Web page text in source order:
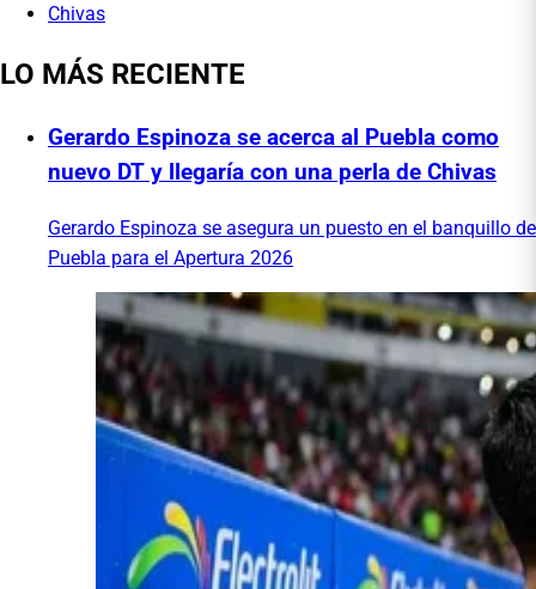
Chivas
LO MÁS RECIENTE
Gerardo Espinoza se acerca al Puebla como
nuevo DT y llegaría con una perla de Chivas
Gerardo Espinoza se asegura un puesto en el banquillo de
Puebla para el Apertura 2026